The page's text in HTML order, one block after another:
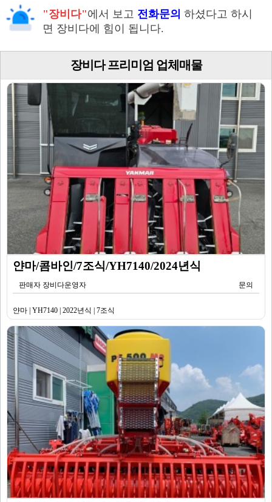
"장비다"에서 보고 전화문의 하셨다고 하시
면 장비다에 힘이 됩니다.
장비다 프리미엄 업체매물
얀마/콤바인/7조식/YH7140/2024년식
판매자 장비다운영자 문의
얀마 | YH7140 | 2022년식 | 7조식